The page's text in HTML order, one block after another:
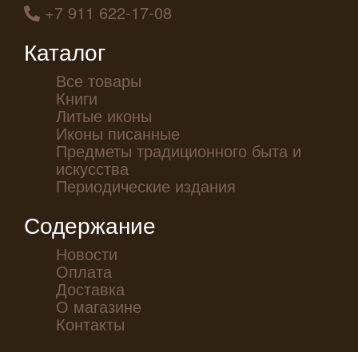
+7 911 622-17-08
Каталог
Все товары
Книги
Литые иконы
Иконы писанные
Предметы традиционного быта и
искусства
Периодические издания
Содержание
Новости
Оплата
Доставка
О магазине
Контакты